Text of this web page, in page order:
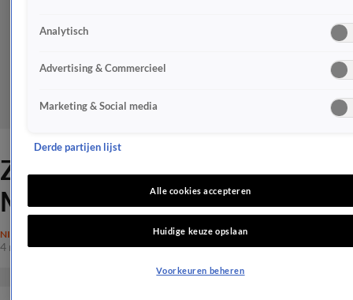
ZIEN: Grote blunder
Maradonnie tijdens optreden
NIEUWS
4 mei 2024, 18:49
Analytisch
Advertising & Commercieel
Marketing & Social media
Derde partijen lijst
Alle cookies accepteren
Huidige keuze opslaan
Voorkeuren beheren